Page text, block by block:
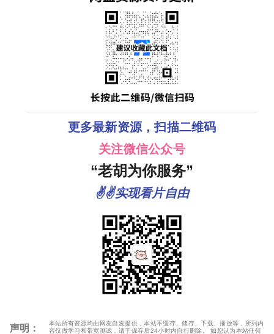
更多最新资源，扫描二维码
关注微信公众号
“老胡为你服务”
✌✌实现看片自由
声明：
本站所有资源均由网友自发提供，本站不缓存、储存、下载、播放等，所列内
容仅做学习和带宽测试，请于保存后24小时内自行删除。 如您认为本站任何